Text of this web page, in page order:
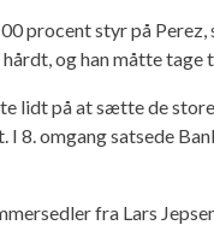
procent styr på
og han måtte
lidt på at sætte de
omgang satsede
fra Lars